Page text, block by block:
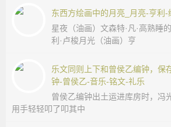
东西方绘画中的月亮_月亮-亨利-
星夜（油画）文森特·凡·高熟睡
利·卢梭月光（油画）亨
乐文同则上下和曾侯乙编钟，保
钟-曾侯乙-音乐-铭文-礼乐
曾侯乙编钟出土运进库房时，冯
用手轻轻叩了叩其中